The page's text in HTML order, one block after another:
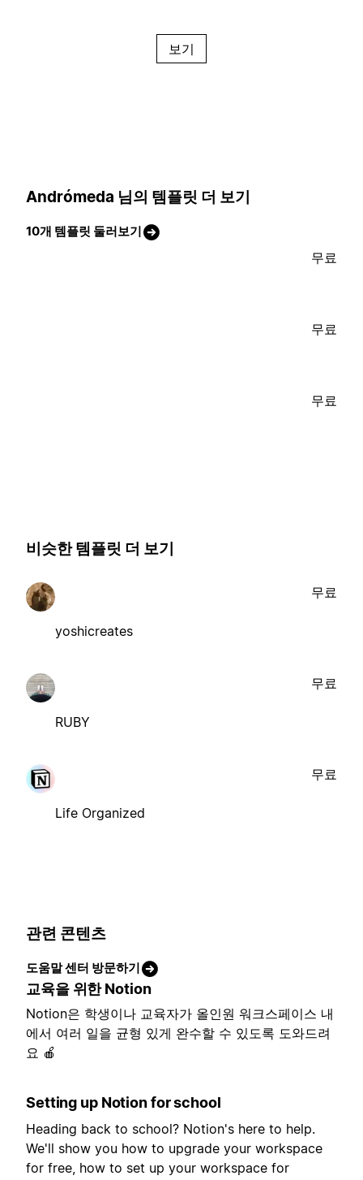
보기
Andrómeda 님의 템플릿 더 보기
10개 템플릿 둘러보기
무료
무료
무료
비슷한 템플릿 더 보기
yoshicreates
무료
RUBY
무료
Life Organized
무료
관련 콘텐츠
도움말 센터 방문하기
교육을 위한 Notion
Notion은 학생이나 교육자가 올인원 워크스페이스 내
에서 여러 일을 균형 있게 완수할 수 있도록 도와드려
요 🍎
Setting up Notion for school
Heading back to school? Notion's here to help.
We'll show you how to upgrade your workspace
for free, how to set up your workspace for